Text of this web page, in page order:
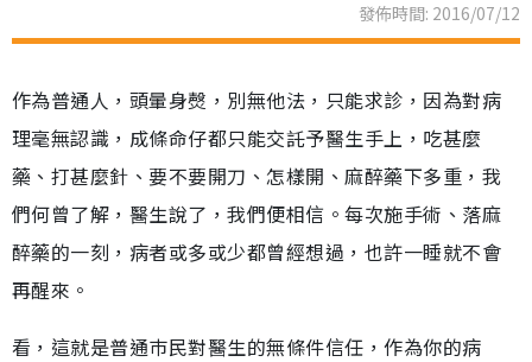
發佈時間: 2016/07/12
作為普通人，頭暈身㷫，別無他法，只能求診，因為對病
理毫無認識，成條命仔都只能交託予醫生手上，吃甚麼
藥、打甚麼針、要不要開刀、怎樣開、麻醉藥下多重，我
們何曾了解，醫生說了，我們便相信。每次施手術、落麻
醉藥的一刻，病者或多或少都曾經想過，也許一睡就不會
再醒來。
看，這就是普通巿民對醫生的無條件信任，作為你的病